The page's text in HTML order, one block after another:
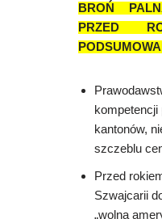
BROŃ
PRZED
kantonów,
szczeblu
Przed
Szwajcarii
„wolna